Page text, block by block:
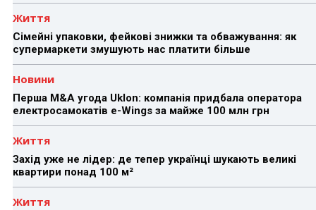
Життя
Сімейні упаковки, фейкові знижки та обважування: як
супермаркети змушують нас платити більше
Новини
Перша M&A угода Uklon: компанія придбала оператора
електросамокатів e-Wings за майже 100 млн грн
Життя
Захід уже не лідер: де тепер українці шукають великі
квартири понад 100 м²
Життя